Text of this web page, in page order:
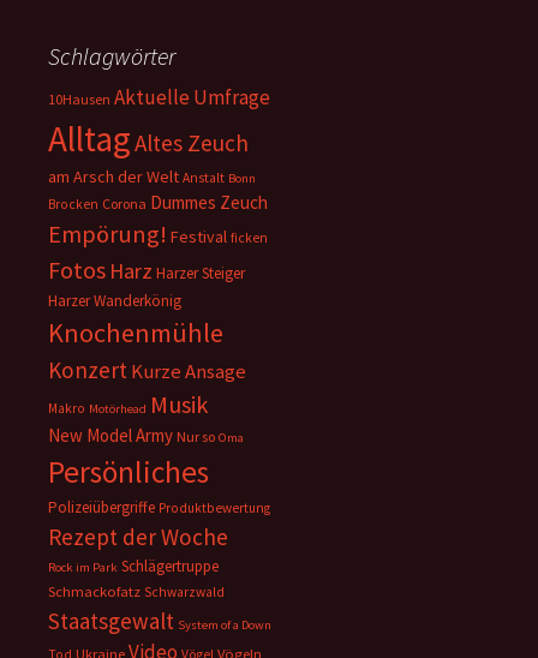
Schlagwörter
10Hausen Aktuelle Umfrage
AlltagAltes Zeuch
am Arsch der Welt Anstalt Bonn
Brocken Corona Dummes Zeuch
Empörung! Festival ficken
Fotos Harz Harzer Steiger
Harzer Wanderkönig
Knochenmühle
KonzertKurze Ansage
Makro Motörhead Musik
New Model Army Nur so Oma
Persönliches
Polizeiübergriffe Produktbewertung
Rezept der Woche
Rock im Park Schlägertruppe
Schmackofatz Schwarzwald
Staatsgewalt System of a Down
Tod Ukraine Video Vögel Vögeln